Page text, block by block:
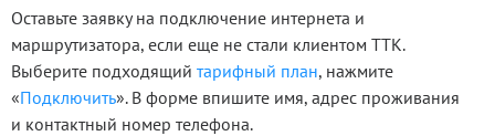
Оставьте заявку на подключение интернета и
маршрутизатора, если еще не стали клиентом ТТК.
Выберите подходящий тарифный план, нажмите
«Подключить». В форме впишите имя, адрес проживания
и контактный номер телефона.